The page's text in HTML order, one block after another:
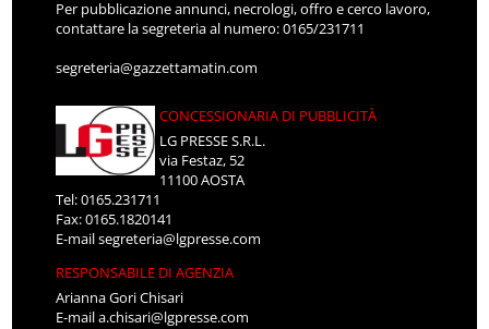
Per pubblicazione annunci, necrologi, offro e cerco lavoro,
contattare la segreteria al numero: 0165/231711
segreteria@gazzettamatin.com
CONCESSIONARIA DI PUBBLICITÀ
LG PRESSE S.R.L.
via Festaz, 52
11100 AOSTA
Tel: 0165.231711
Fax: 0165.1820141
E-mailsegreteria@lgpresse.com
RESPONSABILE DI AGENZIA
Arianna Gori Chisari
E-maila.chisari@lgpresse.com